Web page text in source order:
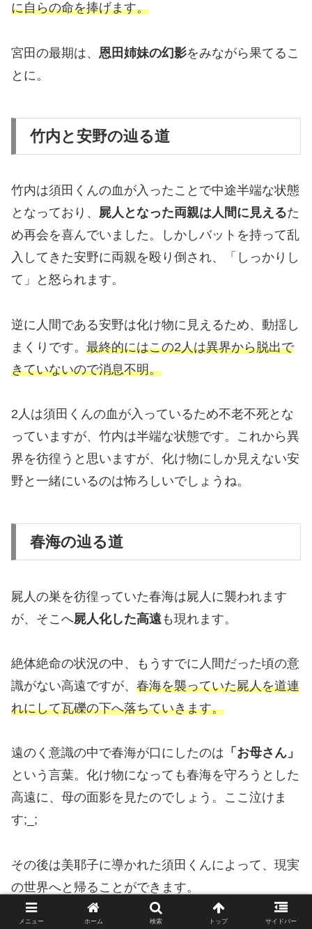
に自らの命を捧げます。
宮田の最期は、 恩田姉妹の幻影をみながら果てるこ
とに。
竹内と安野の辿る道
竹内は須田くんの血が入ったことで中途半端な状態
となっており、 屍人となった両親は人間に見えるた
め再会を喜んでいました。しかしバットを持って乱
入してきた安野に両親を殴り倒され、「しっかりし
て」と怒られます。
逆に人間である安野は化け物に見えるため、動揺し
まくりです。 最終的にはこの2人は異界から脱出で
きていないので消息不明。
2人は須田くんの血が入っているため不老不死とな
っていますが、竹内は半端な状態です。これから異
界を彷徨うと思いますが、化け物にしか見えない安
野と一緒にいるのは怖ろしいでしょうね。
春海の辿る道
屍人の巣を彷徨っていた春海は屍人に襲われます
が、そこへ屍人化した高遠 も現れます。
絶体絶命の状況の中、もうすでに人間だった頃の意
識がない高遠ですが、 春海を襲っていた屍人を道連
れにして瓦礫の下へ落ちていきます。
遠のく意識の中で春海が口にしたのは 「お母さん」
という言葉。化け物になっても春海を守ろうとした
高遠に、母の面影を見たのでしょう。ここ泣けま
す;_;
その後は美耶子に導かれた須田くんによって、現実
の世界へと帰ることができます。
メニュー ホーム 検索 トップ サイドバー